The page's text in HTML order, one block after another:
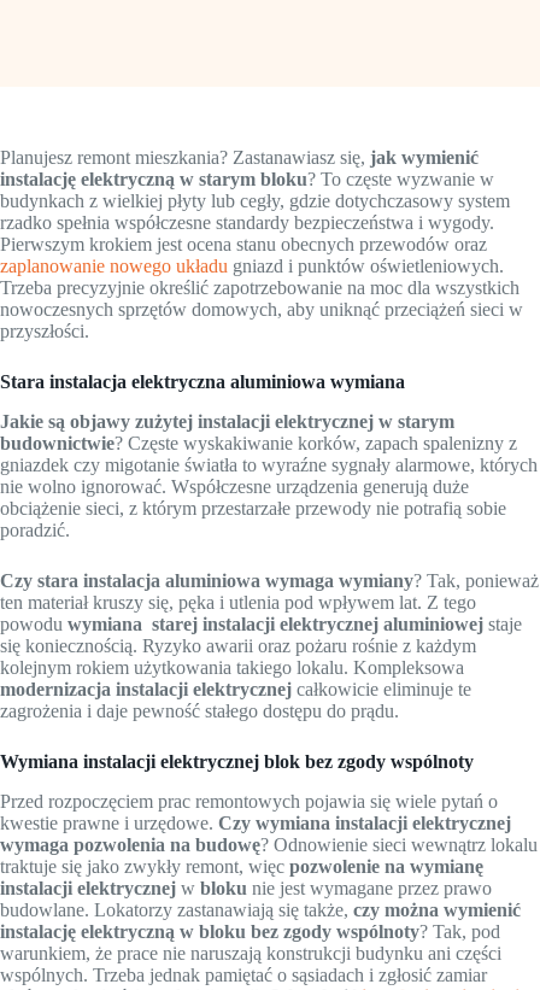
Planujesz remont mieszkania? Zastanawiasz się, jak wymienić
instalację elektryczną w starym bloku? To częste wyzwanie w
budynkach z wielkiej płyty lub cegły, gdzie dotychczasowy system
rzadko spełnia współczesne standardy bezpieczeństwa i wygody.
Pierwszym krokiem jest ocena stanu obecnych przewodów oraz
zaplanowanie nowego układu gniazd i punktów oświetleniowych.
Trzeba precyzyjnie określić zapotrzebowanie na moc dla wszystkich
nowoczesnych sprzętów domowych, aby uniknąć przeciążeń sieci w
przyszłości.
Stara instalacja elektryczna aluminiowa wymiana
Jakie są objawy zużytej instalacji elektrycznej w starym
budownictwie? Częste wyskakiwanie korków, zapach spalenizny z
gniazdek czy migotanie światła to wyraźne sygnały alarmowe, których
nie wolno ignorować. Współczesne urządzenia generują duże
obciążenie sieci, z którym przestarzałe przewody nie potrafią sobie
poradzić.
Czy stara instalacja aluminiowa wymaga wymiany? Tak, ponieważ
ten materiał kruszy się, pęka i utlenia pod wpływem lat. Z tego
powodu wymiana starej instalacji elektrycznej aluminiowej staje
się koniecznością. Ryzyko awarii oraz pożaru rośnie z każdym
kolejnym rokiem użytkowania takiego lokalu. Kompleksowa
modernizacja instalacji elektrycznej całkowicie eliminuje te
zagrożenia i daje pewność stałego dostępu do prądu.
Wymiana instalacji elektrycznej blok bez zgody wspólnoty
Przed rozpoczęciem prac remontowych pojawia się wiele pytań o
kwestie prawne i urzędowe. Czy wymiana instalacji elektrycznej
wymaga pozwolenia na budowę? Odnowienie sieci wewnątrz lokalu
traktuje się jako zwykły remont, więc pozwolenie na wymianę
instalacji elektrycznej w bloku nie jest wymagane przez prawo
budowlane. Lokatorzy zastanawiają się także, czy można wymienić
instalację elektryczną w bloku bez zgody wspólnoty? Tak, pod
warunkiem, że prace nie naruszają konstrukcji budynku ani części
wspólnych. Trzeba jednak pamiętać o sąsiadach i zgłosić zamiar